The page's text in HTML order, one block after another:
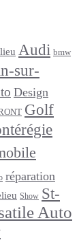
Audi bmw
sur-
Design
Golf
réparation
Show St-
Auto